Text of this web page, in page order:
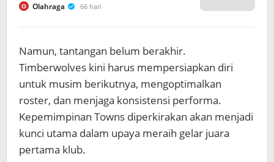
O Olahraga 66 hari
Namun, tantangan belum berakhir.
Timberwolves kini harus mempersiapkan diri
untuk musim berikutnya, mengoptimalkan
roster, dan menjaga konsistensi performa.
Kepemimpinan Towns diperkirakan akan menjadi
kunci utama dalam upaya meraih gelar juara
pertama klub.